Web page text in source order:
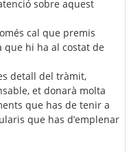
sobre aquest
cal que premis
hi ha al costat de
detall del tràmit,
et donarà molta
que has de tenir a
que has d’emplenar